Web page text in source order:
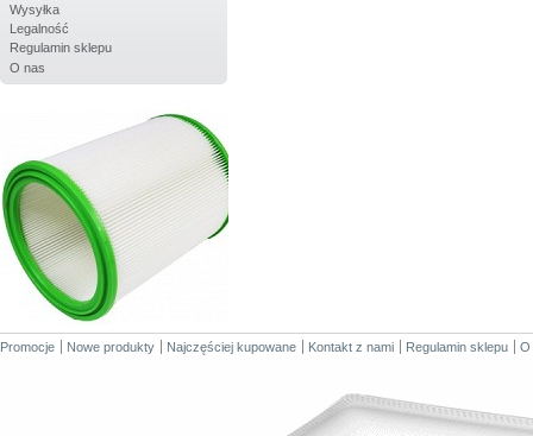
Wysyłka
Legalność
Regulamin sklepu
O nas
Promocje Nowe produkty Najczęściej kupowane Kontakt z nami Regulamin sklepu O